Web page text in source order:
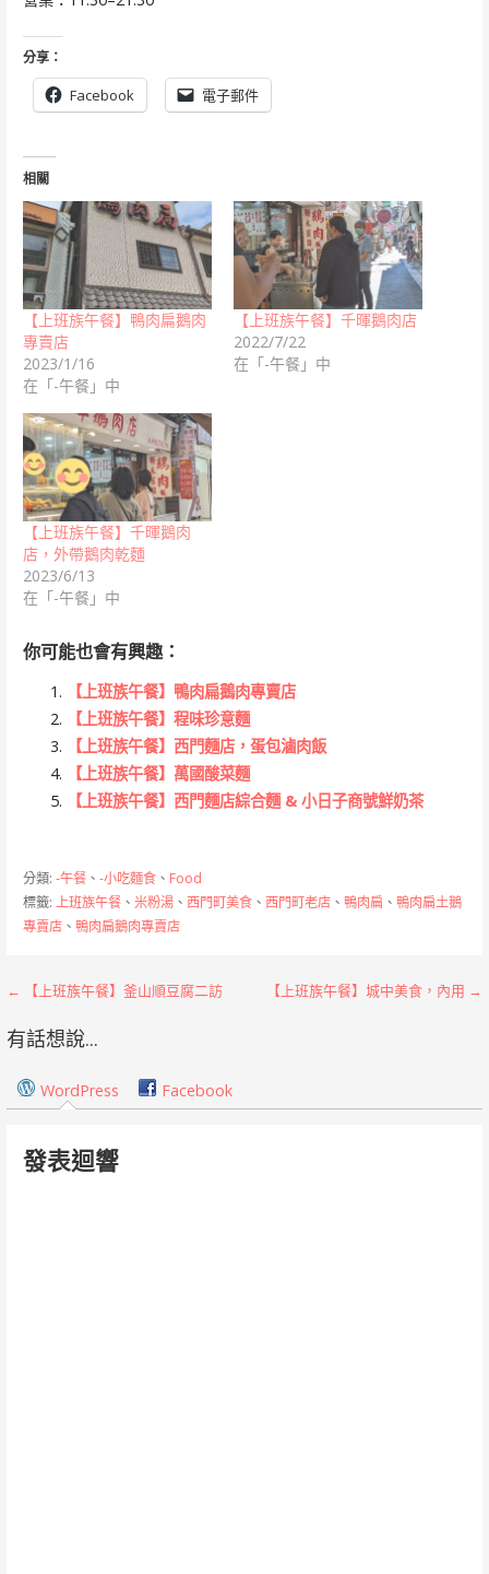
分享：
Facebook 電子郵件
相關
【上班族午餐】鴨肉扁鵝肉
專賣店
2023/1/16
在「-午餐」中
【上班族午餐】千暉鵝肉店
2022/7/22
在「-午餐」中
【上班族午餐】千暉鵝肉
店，外帶鵝肉乾麵
2023/6/13
在「-午餐」中
你可能也會有興趣：
【上班族午餐】鴨肉扁鵝肉專賣店
【上班族午餐】程味珍意麵
【上班族午餐】西門麵店，蛋包滷肉飯
【上班族午餐】萬國酸菜麵
【上班族午餐】西門麵店綜合麵 & 小日子商號鮮奶茶
分類: -午餐、 -小吃麵食、 Food
標籤: 上班族午餐、 米粉湯、 西門町美食、 西門町老店、 鴨肉扁 、 鴨肉扁土鵝
專賣店、 鴨肉扁鵝肉專賣店
文
章
導
覽
← 【上班族午餐】釜山順豆腐二訪 【上班族午餐】城中美食，內用 →
有話想說...
WordPress Facebook
發表迴響